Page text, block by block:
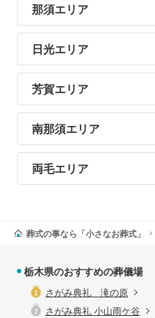
那須エリア
日光エリア
芳賀エリア
南那須エリア
両毛エリア
葬式の事なら「小さなお葬式」
栃木県のおすすめの葬儀場
さがみ典礼 滝の原
さがみ典礼 小山雨ケ谷